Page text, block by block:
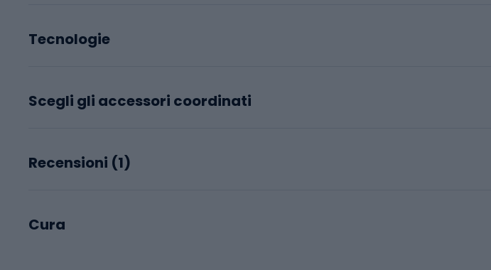
Tecnologie
Scegli gli accessori coordinati
Recensioni (1)
Cura